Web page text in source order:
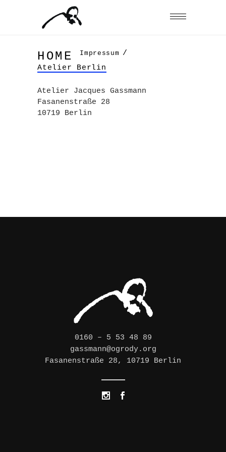
HOME Impressum /
Atelier Berlin
Atelier Jacques Gassmann
Fasanenstraße 28
10719 Berlin
0160 – 5 53 48 89
gassmann@ogrody.org
Fasanenstraße 28, 10719 Berlin